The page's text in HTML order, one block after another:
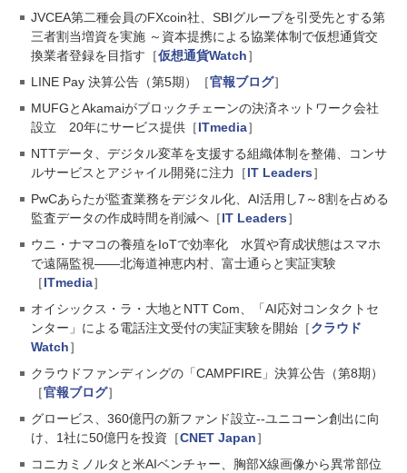
JVCEA第二種会員のFXcoin社、SBIグループを引受先とする第
三者割当増資を実施 ～資本提携による協業体制で仮想通貨交
換業者登録を目指す［仮想通貨Watch］
LINE Pay 決算公告（第5期）［官報ブログ］
MUFGとAkamaiがブロックチェーンの決済ネットワーク会社
設立 20年にサービス提供［ITmedia］
NTTデータ、デジタル変革を支援する組織体制を整備、コンサ
ルサービスとアジャイル開発に注力［IT Leaders］
PwCあらたが監査業務をデジタル化、AI活用し7～8割を占める
監査データの作成時間を削減へ［IT Leaders］
ウニ・ナマコの養殖をIoTで効率化 水質や育成状態はスマホ
で遠隔監視――北海道神恵内村、富士通らと実証実験
［ITmedia］
オイシックス・ラ・大地とNTT Com、「AI応対コンタクトセ
ンター」による電話注文受付の実証実験を開始［クラウド
Watch］
クラウドファンディングの「CAMPFIRE」決算公告（第8期）
［官報ブログ］
グロービス、360億円の新ファンド設立--ユニコーン創出に向
け、1社に50億円を投資［CNET Japan］
コニカミノルタと米AIベンチャー、胸部X線画像から異常部位